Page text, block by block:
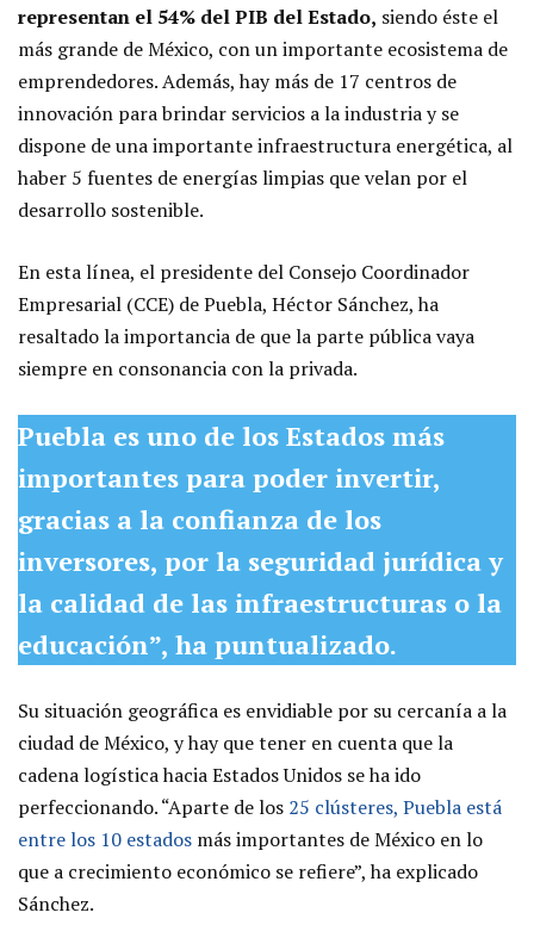
representan el 54% del PIB del Estado, siendo éste el
más grande de México, con un importante ecosistema de
emprendedores. Además, hay más de 17 centros de
innovación para brindar servicios a la industria y se
dispone de una importante infraestructura energética, al
haber 5 fuentes de energías limpias que velan por el
desarrollo sostenible.
En esta línea, el presidente del Consejo Coordinador
Empresarial (CCE) de Puebla, Héctor Sánchez, ha
resaltado la importancia de que la parte pública vaya
siempre en consonancia con la privada.
Puebla es uno de los Estados más
importantes para poder invertir,
gracias a la confianza de los
inversores, por la seguridad jurídica y
la calidad de las infraestructuras o la
educación”, ha puntualizado.
Su situación geográfica es envidiable por su cercanía a la
ciudad de México, y hay que tener en cuenta que la
cadena logística hacia Estados Unidos se ha ido
perfeccionando. “Aparte de los 25 clústeres, Puebla está
entre los 10 estados más importantes de México en lo
que a crecimiento económico se refiere”, ha explicado
Sánchez.